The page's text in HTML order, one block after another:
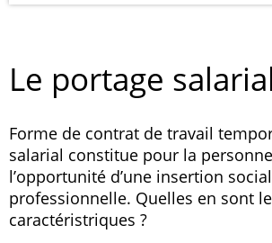
Le portage salarial
Forme de contrat de travail
salarial constitue pour la
l’opportunité d’une insertion
professionnelle. Quelles en sont
caractéristriques ?